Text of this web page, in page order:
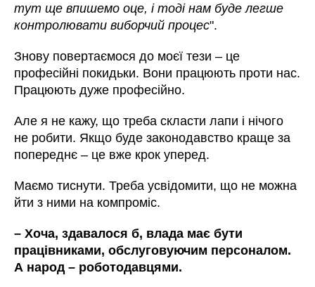
тут ще впишемо оце, і тоді нам буде легше
контролювати виборчий процес".
Знову повертаємося до моєї тези – це
професійні покидьки. Вони працюють проти нас.
Працюють дуже професійно.
Але я не кажу, що треба скласти лапи і нічого
не робити. Якщо буде законодавство краще за
попереднє – це вже крок уперед.
Маємо тиснути. Треба усвідомити, що не можна
йти з ними на компроміс.
– Хоча, здавалося б, влада має бути
працівниками, обслуговуючим персоналом.
А народ – роботодавцями.